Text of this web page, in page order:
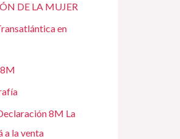
DE LA MUJER
en
8M La
a la venta